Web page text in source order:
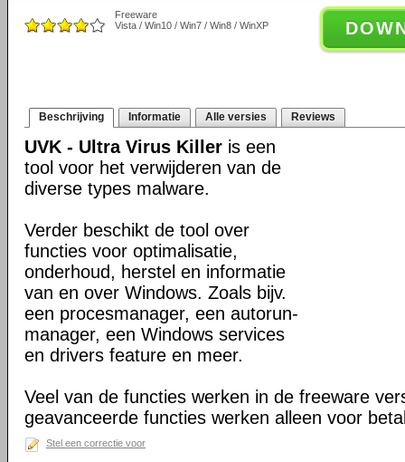
Freeware
Vista / Win10 / Win7 / Win8 / WinXP
Beschrijving Informatie Alle versies Reviews
UVK - Ultra Virus Killer is een
tool voor het verwijderen van de
diverse types malware.
Verder beschikt de tool over
functies voor optimalisatie,
onderhoud, herstel en informatie
van en over Windows. Zoals bijv.
een procesmanager, een autorun-
manager, een Windows services
en drivers feature en meer.
Veel van de functies werken in de freeware
geavanceerde functies werken alleen voor
Stel een correctie voor